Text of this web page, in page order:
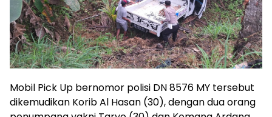
Mobil Pick Up bernomor polisi DN 8576 MY tersebut
dikemudikan Korib Al Hasan (30), dengan dua orang